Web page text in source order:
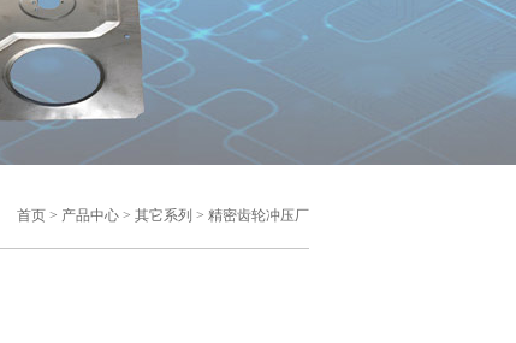
首页 > 产品中心 > 其它系列 > 精密齿轮冲压厂